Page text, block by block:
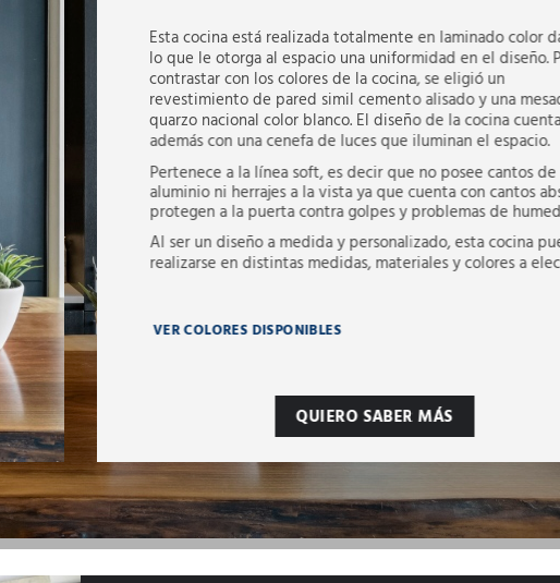
Esta cocina está realizada totalmente en laminado color
lo que le otorga al espacio una uniformidad en el diseño.
contrastar con los colores de la cocina, se eligió un
revestimiento de pared simil cemento alisado y una
quarzo nacional color blanco. El diseño de la cocina
además con una cenefa de luces que iluminan el espacio.
Pertenece a la línea soft, es decir que no posee cantos de
aluminio ni herrajes a la vista ya que cuenta con cantos
protegen a la puerta contra golpes y problemas de
Al ser un diseño a medida y personalizado, esta cocina
realizarse en distintas medidas, materiales y colores a
VER COLORES DISPONIBLES
QUIERO SABER MÁS